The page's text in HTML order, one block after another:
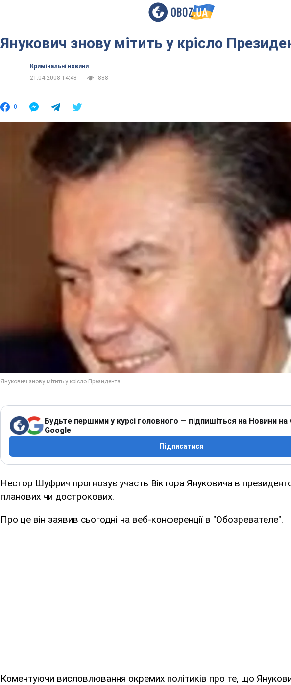
Янукович знову мітить у крісло
Кримінальні новини
21.04.2008 14:48
888
0
Будьте першими у курсі головного — підпишіться на Новини на
Google
Підписатися
Нестор Шуфрич прогнозує участь Віктора Януковича в
планових чи дострокових.
Про це він заявив сьогодні на веб-конференції в "Обозревателе".
Коментуючи висловлювання окремих політиків про те, що